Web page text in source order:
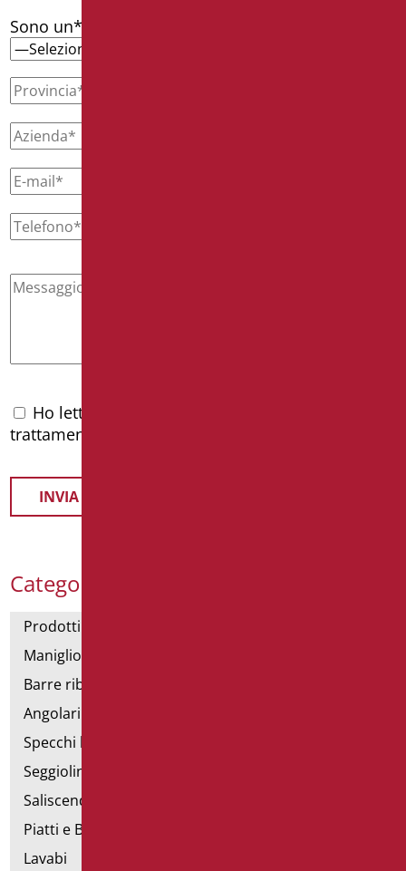
Categorie Prodotti
Prodotti con dichiarazione CAM
Maniglioni di sostegno
Barre ribaltabili e fisse
Angolari doccia e vasca
Specchi bagno
Seggiolini vasca e doccia
Saliscendi doccia di sostegno
Piatti e Box Doccia
Lavabi
Sono un*
Ho letto l'
trattamento dei dati personali